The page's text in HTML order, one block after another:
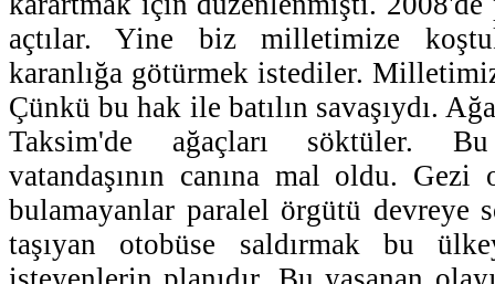
açtılar. Yine biz milletimize
karanlığa götürmek istediler.
Çünkü bu hak ile batılın savaşıydı.
Taksim'de ağaçları söktüler.
vatandaşının canına mal oldu. Gezi
bulamayanlar paralel örgütü devreye
taşıyan otobüse saldırmak bu